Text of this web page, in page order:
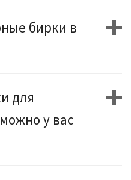
бирки в
для
у вас